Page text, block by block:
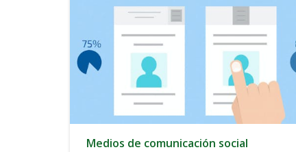
Medios de comunicación social